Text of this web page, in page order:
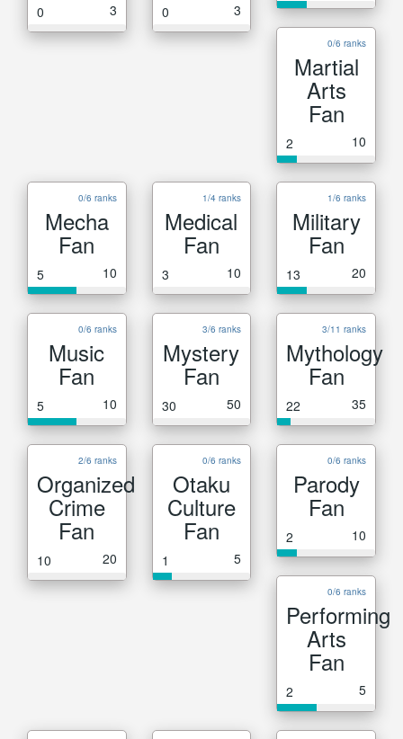
0 3 0 3
0/6 ranks
Martial
Arts
Fan
2 10
0/6 ranks
Mecha
Fan
5 10
1/4 ranks
Medical
Fan
3 10
1/6 ranks
Military
Fan
13 20
0/6 ranks
Music
Fan
5 10
3/6 ranks
Mystery
Fan
30 50
3/11 ranks
Mythology
Fan
22 35
2/6 ranks
Organized
Crime
Fan
10 20
0/6 ranks
Otaku
Culture
Fan
1 5
0/6 ranks
Parody
Fan
2 10
0/6 ranks
Performing
Arts
Fan
2 5